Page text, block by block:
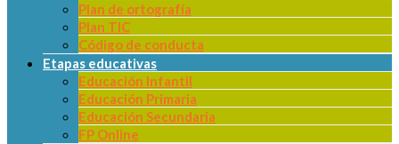
Plan de ortografía
Plan TIC
Código de conducta
Etapas educativas
Educación Infantil
Educación Primaria
Educación Secundaria
FP Online